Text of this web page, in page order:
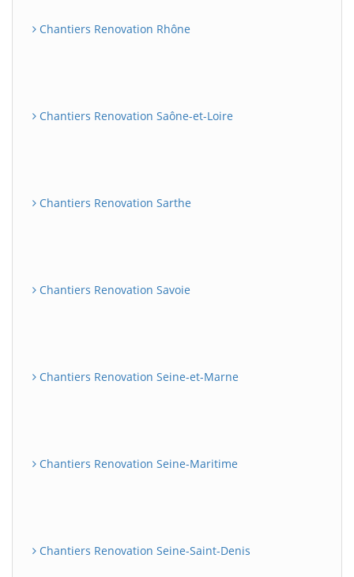
Chantiers Renovation Rhône
Chantiers Renovation Saône-et-Loire
Chantiers Renovation Sarthe
Chantiers Renovation Savoie
Chantiers Renovation Seine-et-Marne
Chantiers Renovation Seine-Maritime
Chantiers Renovation Seine-Saint-Denis